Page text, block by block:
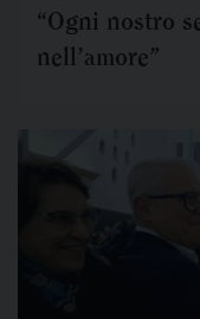
“Ogni nostro
nell’amore”